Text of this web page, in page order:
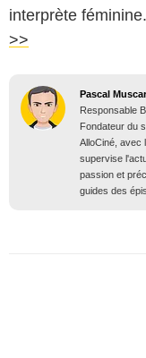
interprète féminine.
>>
Pascal
Responsable
Fondateur du
AlloCiné, avec
supervise
passion et
guides des